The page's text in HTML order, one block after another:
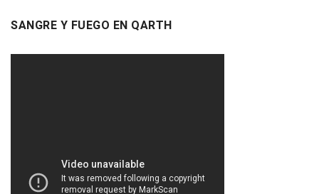
SANGRE Y FUEGO EN QARTH